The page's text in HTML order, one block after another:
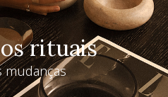
rituais
mudanças